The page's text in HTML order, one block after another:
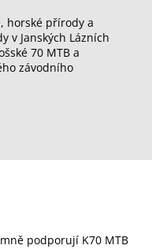
horské přírody a
v Janských Lázních
70 MTB a
závodního
podporují K70 MTB